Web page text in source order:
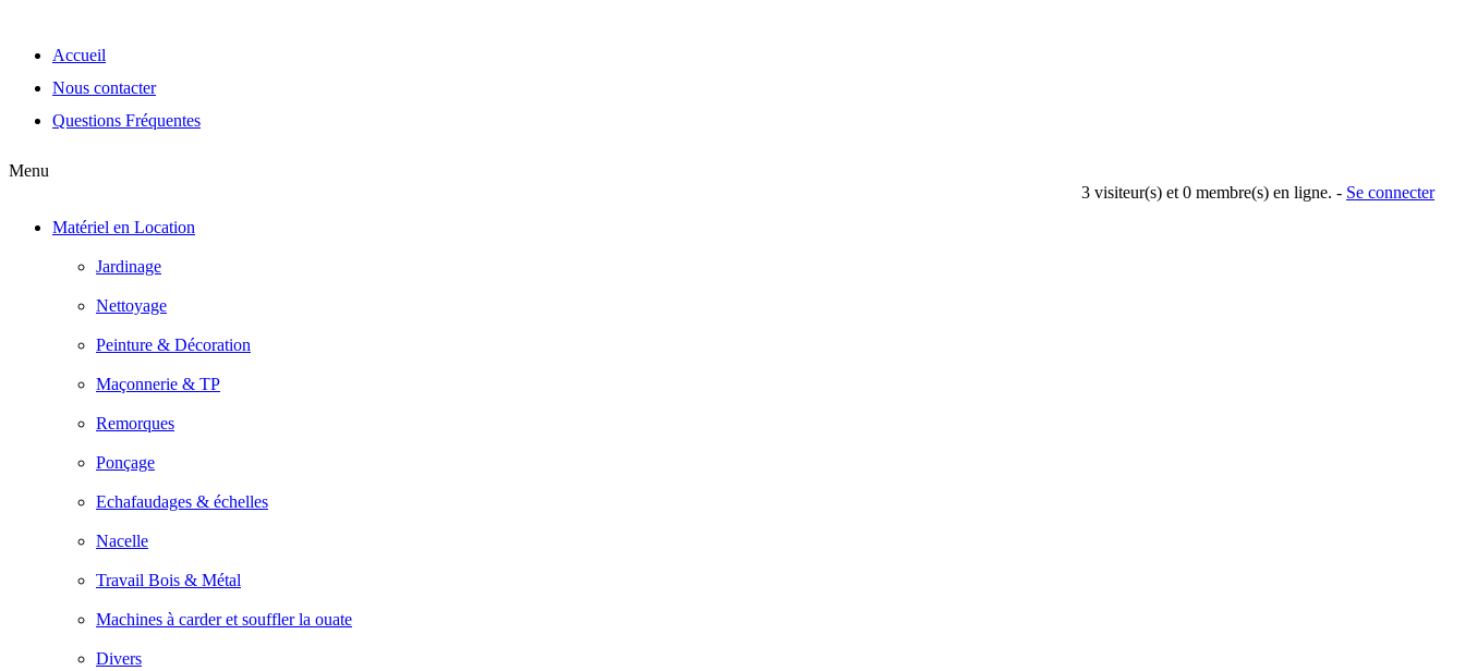
3 visiteur(s) et 0 membre(s) en ligne. - Se connecter
Accueil
Nous contacter
Questions Fréquentes
Menu
Matériel en Location
Jardinage
Nettoyage
Peinture & Décoration
Maçonnerie & TP
Remorques
Ponçage
Echafaudages & échelles
Nacelle
Travail Bois & Métal
Machines à carder et souffler la ouate
Divers